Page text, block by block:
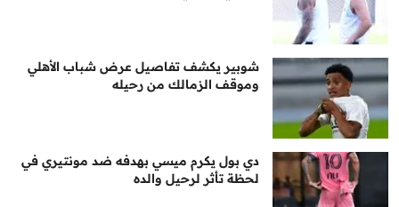
شوبير يكشف تفاصيل عرض شباب الأهلي
وموقف الزمالك من رحيله
دي بول يكرم ميسي بهدفه ضد مونتيري في
لحظة تأثر لرحيل والده